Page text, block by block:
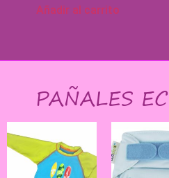
Añadir al carrito
PAÑALES